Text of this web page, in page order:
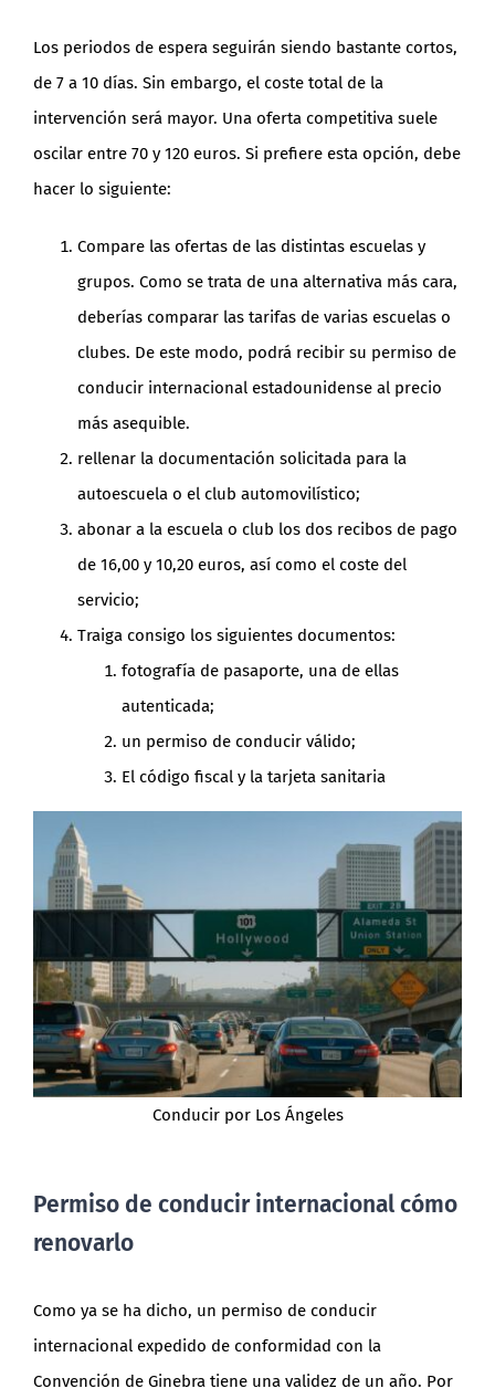
Los periodos de espera seguirán siendo bastante cortos,
de 7 a 10 días. Sin embargo, el coste total de la
intervención será mayor. Una oferta competitiva suele
oscilar entre 70 y 120 euros. Si prefiere esta opción, debe
hacer lo siguiente:
Compare las ofertas de las distintas escuelas y
grupos. Como se trata de una alternativa más cara,
deberías comparar las tarifas de varias escuelas o
clubes. De este modo, podrá recibir su permiso de
conducir internacional estadounidense al precio
más asequible.
rellenar la documentación solicitada para la
autoescuela o el club automovilístico;
abonar a la escuela o club los dos recibos de pago
de 16,00 y 10,20 euros, así como el coste del
servicio;
Traiga consigo los siguientes documentos:
fotografía de pasaporte, una de ellas
autenticada;
un permiso de conducir válido;
El código fiscal y la tarjeta sanitaria
Conducir por Los Ángeles
Permiso de conducir internacional cómo
renovarlo
Como ya se ha dicho, un permiso de conducir
internacional expedido de conformidad con la
Convención de Ginebra tiene una validez de un año. Por